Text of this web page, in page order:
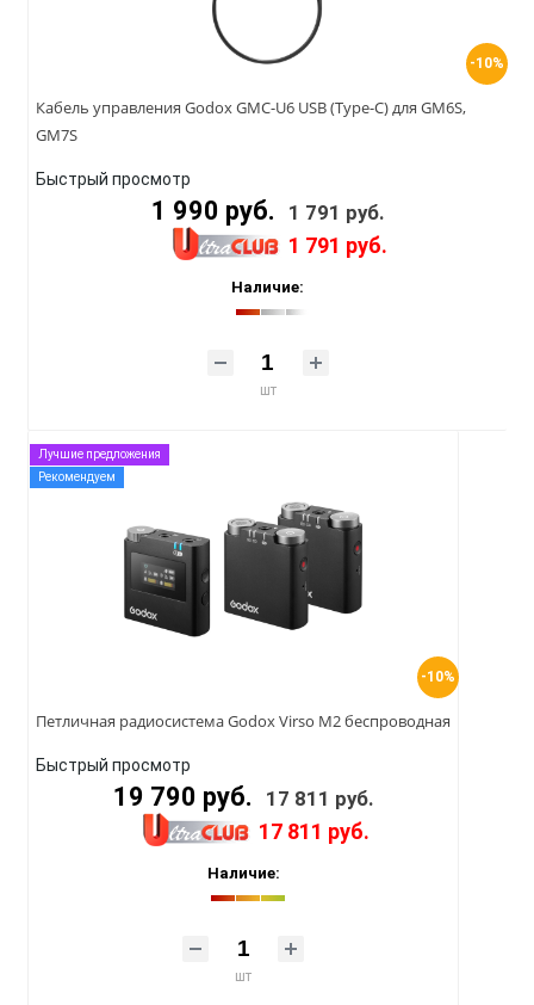
-10%
Кабель управления Godox GMC-U6 USB (Type-C) для GM6S,
GM7S
Быстрый просмотр
1 990 руб. 1 791 руб.
1 791 руб.
Наличие:
шт
-10%
Лучшие предложения
Рекомендуем
Петличная радиосистема Godox Virso M2 беспроводная
Быстрый просмотр
19 790 руб. 17 811 руб.
17 811 руб.
Наличие:
шт